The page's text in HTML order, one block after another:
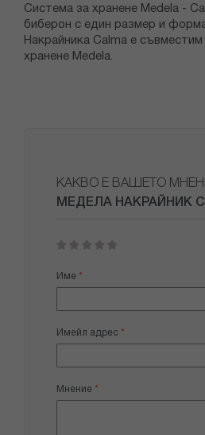
Система за хранене Medela -
биберон с един размер и
Накрайника Calma е
хранене Medela.
КАКВО Е ВАШЕТО
МЕДЕЛА НАКРАЙНИК
star
stars
stars
stars
stars
Име
Имейл адрес
Мнение